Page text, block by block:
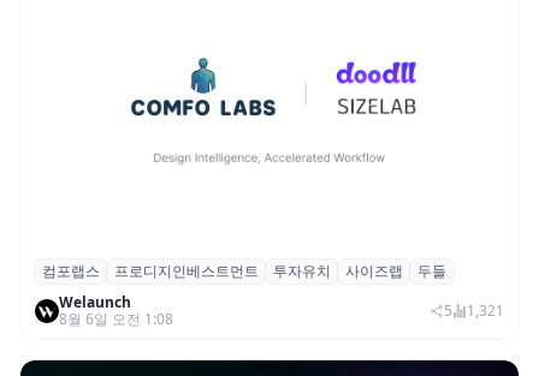
컴포랩스, 프로디지인베스트먼트로부터 시
드 투자 유치
컴포랩스 프로디지인베스트먼트 투자유치 사이즈랩
두들
Welaunch
8월 6일 오전 1:08
5 1,321